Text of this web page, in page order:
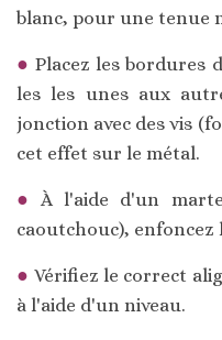
blanc, pour une tenue
Placez les bordures
les les unes aux
jonction avec des vis
cet effet sur le métal.
À l'aide d'un
caoutchouc), enfoncez
Vérifiez le correct
à l'aide d'un niveau.